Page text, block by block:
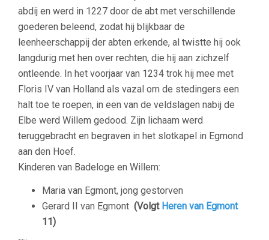
abdij en werd in 1227 door de abt met verschillende
goederen beleend, zodat hij blijkbaar de
leenheerschappij der abten erkende, al twistte hij ook
langdurig met hen over rechten, die hij aan zichzelf
ontleende. In het voorjaar van 1234 trok hij mee met
Floris IV van Holland als vazal om de stedingers een
halt toe te roepen, in een van de veldslagen nabij de
Elbe werd Willem gedood. Zijn lichaam werd
teruggebracht en begraven in het slotkapel in Egmond
aan den Hoef.
Kinderen van Badeloge en Willem:
Maria van Egmont, jong gestorven
Gerard II van Egmont (VolgtHeren van Egmont
11)